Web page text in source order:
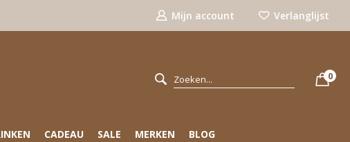
Mijn account Verlanglijst
0
CADEAU SALE MERKEN BLOG